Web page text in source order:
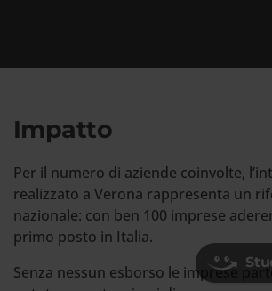
Impatto
Per il numero di aziende coinvolte,
realizzato a Verona rappresenta un
nazionale: con ben 100 imprese
primo posto in Italia.
Senza nessun esborso le imprese